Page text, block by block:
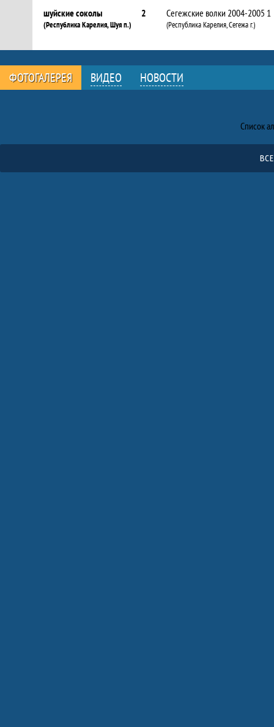
шуйские соколы
(Республика Карелия, Шуя п.)
2 Сегежские волки 2004-2005
(Республика Карелия, Сегежа г.)
1
ФОТОГАЛЕРЕЯ ВИДЕО НОВОСТИ
Список